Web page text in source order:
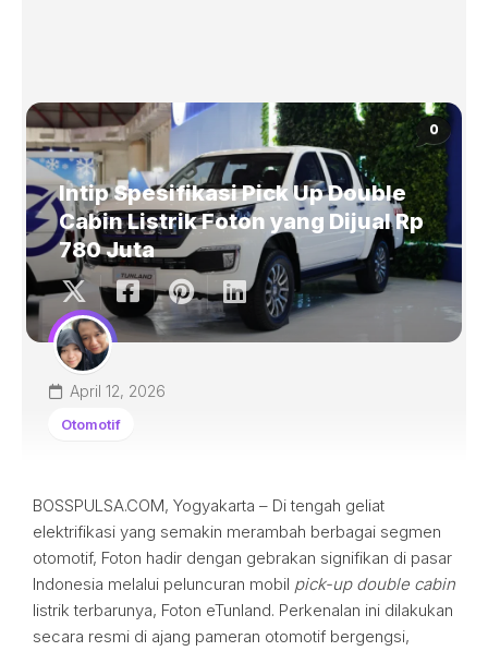
0
Intip Spesifikasi Pick Up Double
Cabin Listrik Foton yang Dijual Rp
780 Juta
April 12, 2026
Otomotif
BOSSPULSA.COM, Yogyakarta – Di tengah geliat
elektrifikasi yang semakin merambah berbagai segmen
otomotif, Foton hadir dengan gebrakan signifikan di pasar
Indonesia melalui peluncuran mobil pick-up double cabin
listrik terbarunya, Foton eTunland. Perkenalan ini dilakukan
secara resmi di ajang pameran otomotif bergengsi,